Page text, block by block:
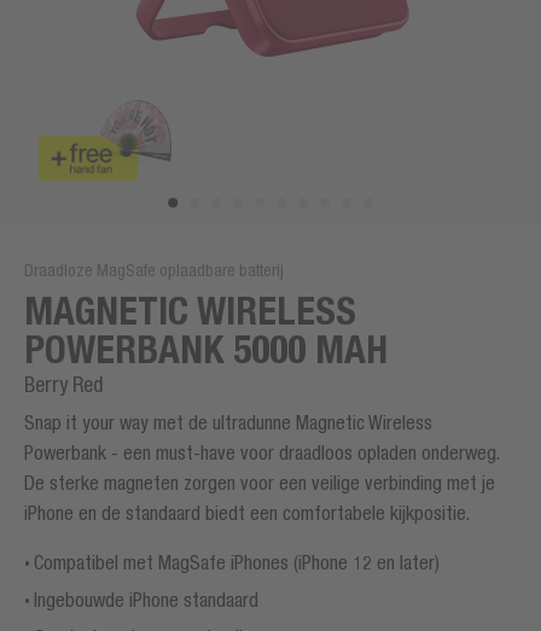
Draadloze MagSafe oplaadbare batterij
MAGNETIC WIRELESS
POWERBANK 5000 MAH
Berry Red
Snap it your way met de ultradunne Magnetic Wireless
Powerbank - een must-have voor draadloos opladen onderweg.
De sterke magneten zorgen voor een veilige verbinding met je
iPhone en de standaard biedt een comfortabele kijkpositie.
Compatibel met MagSafe iPhones (iPhone 12 en later)
Ingebouwde iPhone standaard